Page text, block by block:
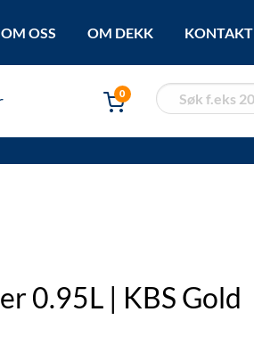
OM OSS OM DEKK KONTAKT
0
0.95L | KBS Gold